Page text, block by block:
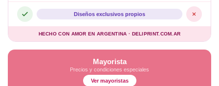
Mayorista
Precios y condiciones especiales
Ver mayoristas
Diseños exclusivos propios
HECHO CON AMOR EN ARGENTINA · DELIPRINT.COM.AR